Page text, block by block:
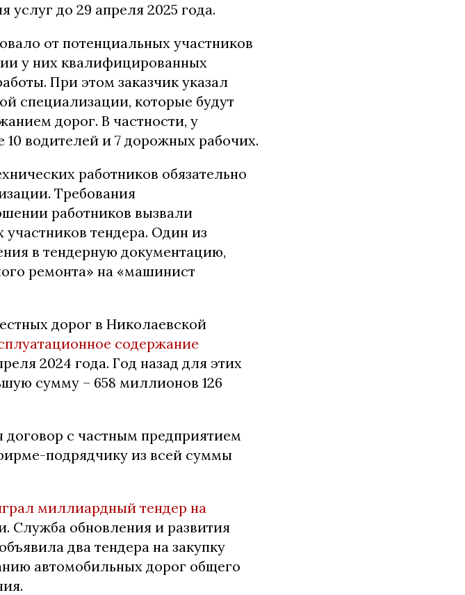
услуг до 29 апреля 2025 года.
от потенциальных участников
у них квалифицированных
При этом заказчик указал
специализации, которые будут
дорог. В частности, у
водителей и 7 дорожных рабочих.
работников обязательно
Требования
работников вызвали
тендера. Один из
в тендерную документацию,
ремонта» на «машинист
дорог в Николаевской
содержание
2024 года. Год назад для этих
сумму – 658 миллионов 126
договор с частным предприятием
подрядчику из всей суммы
миллиардный тендер на
Служба обновления и развития
два тендера на закупку
автомобильных дорог общего